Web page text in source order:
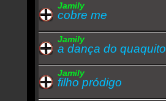
Jamily
cobre me
Jamily
a dança do quaquito
Jamily
filho pródigo